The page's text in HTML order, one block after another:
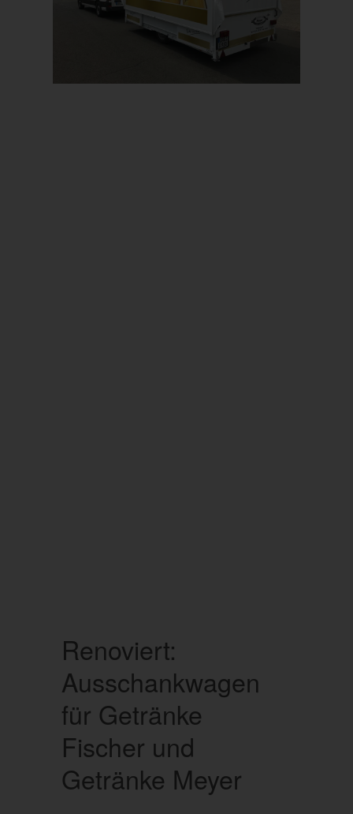
Prev Next
Renoviert:
Ausschankwagen
für Getränke
Fischer und
Getränke Meyer